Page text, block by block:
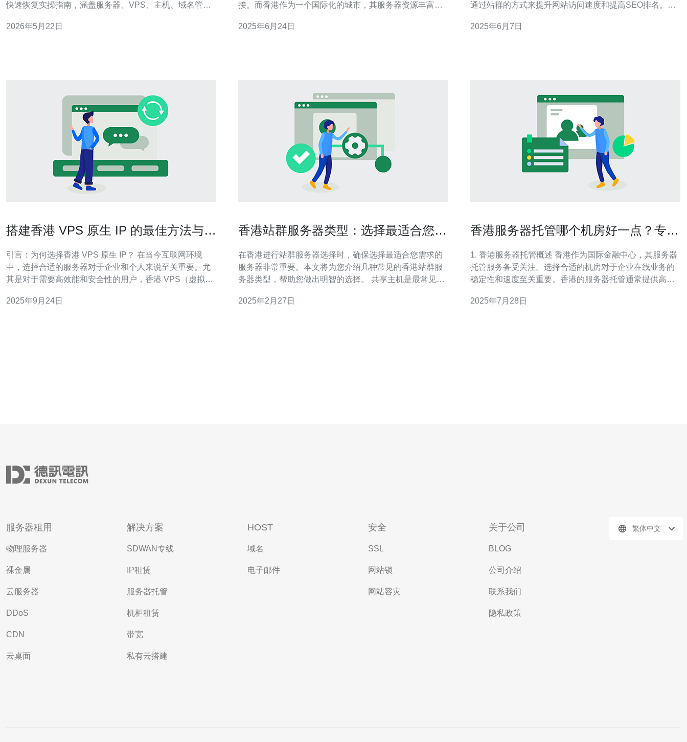
快速恢复实操指南，涵盖服务器、VPS、主机、域名管
荐，帮助运维团队在故障中迅速恢复服务。 第一步是制定
2026年5月22日
接。而香港作为一个国际化的城市，其服务器资源丰富，
介绍香港服务器在知乎上的相关信息，帮助您选择适合自
2025年6月24日
通过站群的方式来提升网站访问速度和提高SEO排名。在
站主的首选。 香港站群服务器采用了先进的技术和优质的
2025年6月7日
搭建香港 VPS 原生 IP 的最佳方法与技
引言：为何选择香港 VPS 原生 IP？ 在当今互联网环境
中，选择合适的服务器对于企业和个人来说至关重要。尤
其是对于需要高效能和安全性的用户，香港 VPS（虚拟专
择。本文将介绍搭建香港 VPS 原生 IP的最佳方法与技
2025年9月24日
香港站群服务器类型：选择最适合您的
在香港进行站群服务器选择时，确保选择最适合您需求的
服务器非常重要。本文将为您介绍几种常见的香港站群服
务器类型，帮助您做出明智的选择。 共享主机是最常见的
通过将多个网站放置在同一台服务器上来节省成本。然
2025年2月27日
香港服务器托管哪个机房好一点？专家
1. 香港服务器托管概述 香港作为国际金融中心，其服务器
托管服务备受关注。选择合适的机房对于企业在线业务的
稳定性和速度至关重要。香港的服务器托管通常提供高带
房选择标准
2025年7月28日
服务器租用
物理服务器
裸金属
云服务器
DDoS
CDN
云桌面
解决方案
SDWAN专线
IP租赁
服务器托管
机柜租赁
带宽
私有云搭建
HOST
域名
电子邮件
安全
SSL
网站锁
网站容灾
关于公司
BLOG
公司介绍
联系我们
隐私政策
繁体中文